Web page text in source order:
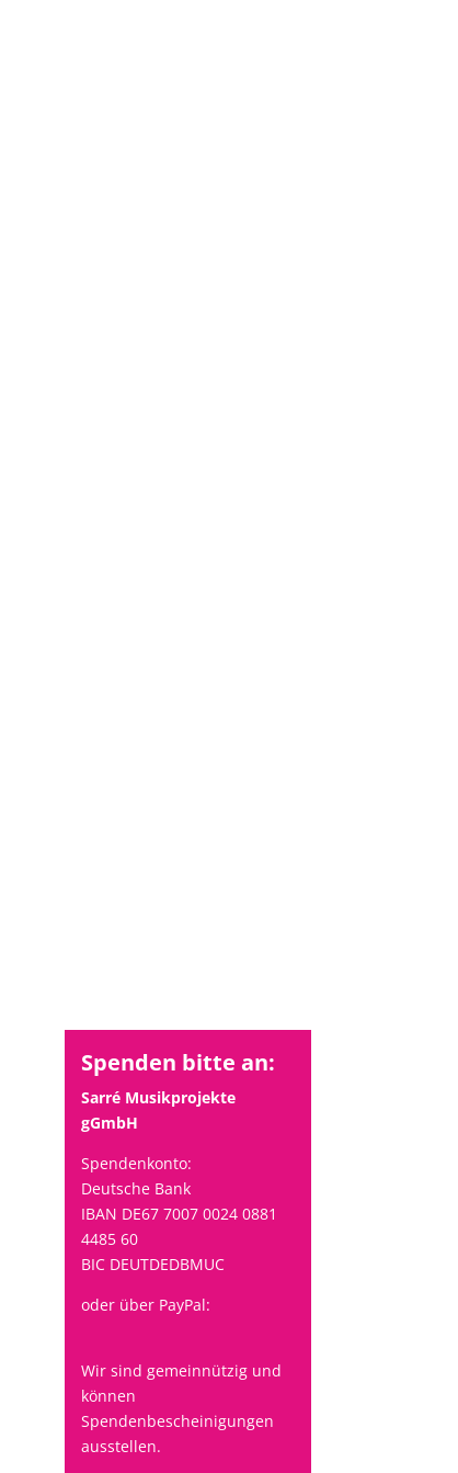
Spenden bitte an:
Sarré Musikprojekte
gGmbH
Spendenkonto:
Deutsche Bank
IBAN DE67 7007 0024 0881
4485 60
BIC DEUTDEDBMUC
oder über PayPal:
Wir sind gemeinnützig und
können
Spendenbescheinigungen
ausstellen.